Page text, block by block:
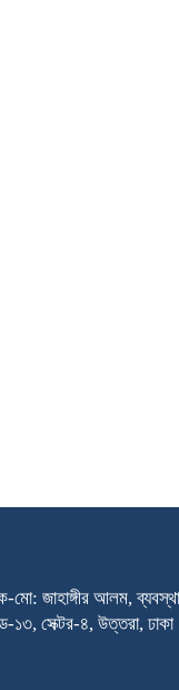
আলম,
রোড-১৩, সেক্টর-৪,